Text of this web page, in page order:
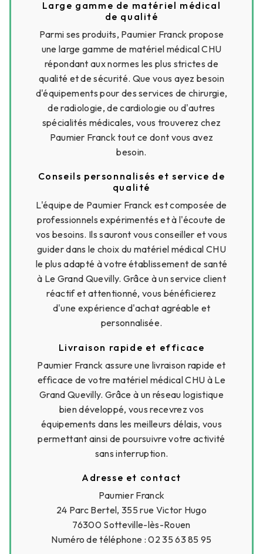
Large gamme de matériel médical
de qualité
Parmi ses produits, Paumier Franck propose
une large gamme de matériel médical CHU
répondant aux normes les plus strictes de
qualité et de sécurité. Que vous ayez besoin
d'équipements pour des services de chirurgie,
de radiologie, de cardiologie ou d'autres
spécialités médicales, vous trouverez chez
Paumier Franck tout ce dont vous avez
besoin.
Conseils personnalisés et service de
qualité
L'équipe de Paumier Franck est composée de
professionnels expérimentés et à l'écoute de
vos besoins. Ils sauront vous conseiller et vous
guider dans le choix du matériel médical CHU
le plus adapté à votre établissement de santé
à Le Grand Quevilly. Grâce à un service client
réactif et attentionné, vous bénéficierez
d'une expérience d'achat agréable et
personnalisée.
Livraison rapide et efficace
Paumier Franck assure une livraison rapide et
efficace de votre matériel médical CHU à Le
Grand Quevilly. Grâce à un réseau logistique
bien développé, vous recevrez vos
équipements dans les meilleurs délais, vous
permettant ainsi de poursuivre votre activité
sans interruption.
Adresse et contact
Paumier Franck
24 Parc Bertel, 355 rue Victor Hugo
76300 Sotteville-lès-Rouen
Numéro de téléphone : 02 35 63 85 95